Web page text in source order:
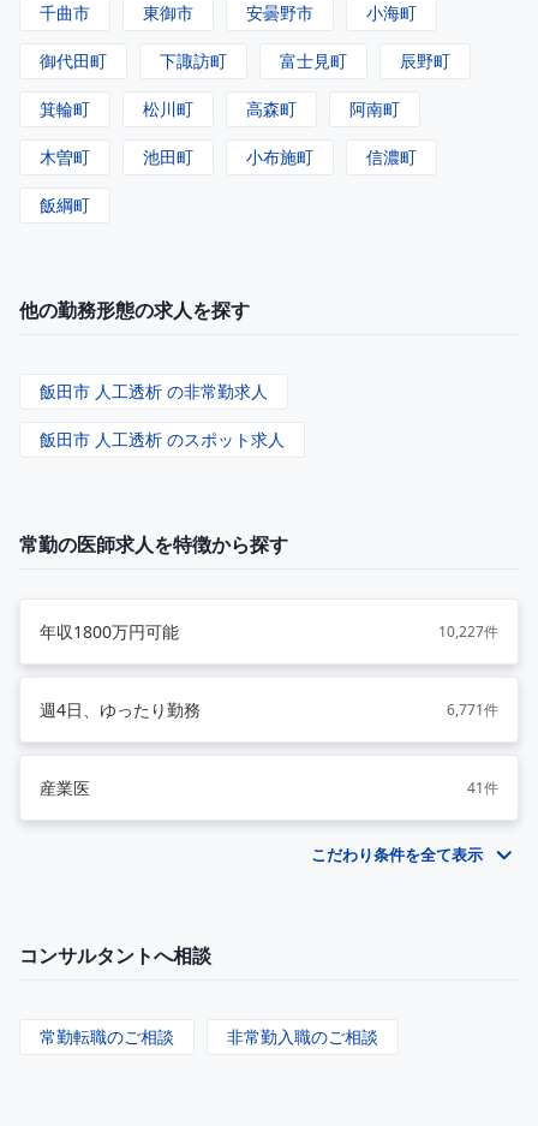
千曲市 東御市 安曇野市 小海町
御代田町 下諏訪町 富士見町 辰野町
箕輪町 松川町 高森町 阿南町
木曽町 池田町 小布施町 信濃町
飯綱町
他の勤務形態の求人を探す
飯田市 人工透析 の非常勤求人
飯田市 人工透析 のスポット求人
常勤の医師求人を特徴から探す
年収1800万円可能 10,227件
週4日、ゆったり勤務 6,771件
産業医 41件
こだわり条件を全て表示
コンサルタントへ相談
常勤転職のご相談 非常勤入職のご相談